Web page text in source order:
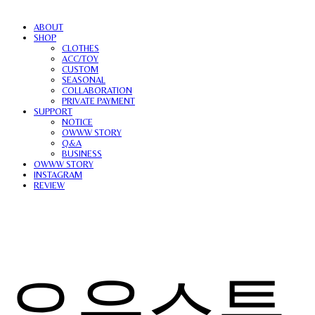
ABOUT
SHOP
CLOTHES
ACC/TOY
CUSTOM
SEASONAL
COLLABORATION
PRIVATE PAYMENT
SUPPORT
NOTICE
OWWW STORY
Q&A
BUSINESS
OWWW STORY
INSTAGRAM
REVIEW